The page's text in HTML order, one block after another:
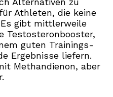
Athleten, die keine
gibt mittlerweile
Testosteronbooster,
guten Trainings-
Ergebnisse liefern.
Methandienon, aber